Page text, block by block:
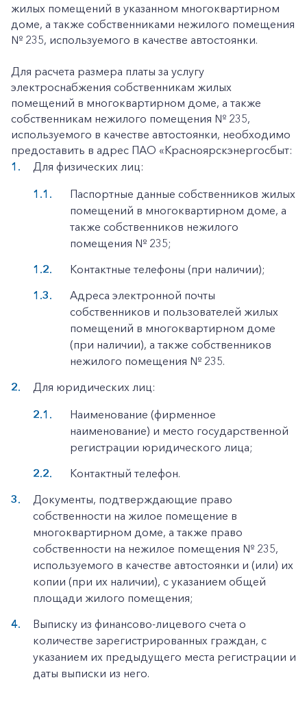
жилых помещений в указанном многоквартирном
доме, а также собственниками нежилого помещения
№ 235, используемого в качестве автостоянки.
Для расчета размера платы за услугу
электроснабжения собственникам жилых
помещений в многоквартирном доме, а также
собственникам нежилого помещения № 235,
используемого в качестве автостоянки, необходимо
предоставить в адрес ПАО «Красноярскэнергосбыт:
Для физических лиц:
Паспортные данные собственников жилых
помещений в многоквартирном доме, а
также собственников нежилого
помещения № 235;
Контактные телефоны (при наличии);
Адреса электронной почты
собственников и пользователей жилых
помещений в многоквартирном доме
(при наличии), а также собственников
нежилого помещения № 235.
Для юридических лиц:
Наименование (фирменное
наименование) и место государственной
регистрации юридического лица;
Контактный телефон.
Документы, подтверждающие право
собственности на жилое помещение в
многоквартирном доме, а также право
собственности на нежилое помещения № 235,
используемого в качестве автостоянки и (или) их
копии (при их наличии), с указанием общей
площади жилого помещения;
Выписку из финансово-лицевого счета о
количестве зарегистрированных граждан, с
указанием их предыдущего места регистрации и
даты выписки из него.